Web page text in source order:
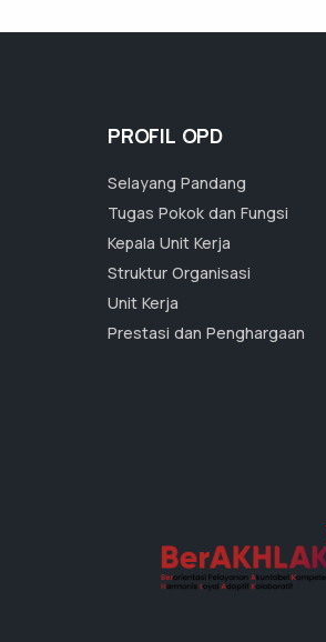
PROFIL OPD
Selayang Pandang
Tugas Pokok dan Fungsi
Kepala Unit Kerja
Struktur Organisasi
Unit Kerja
Prestasi dan Penghargaan